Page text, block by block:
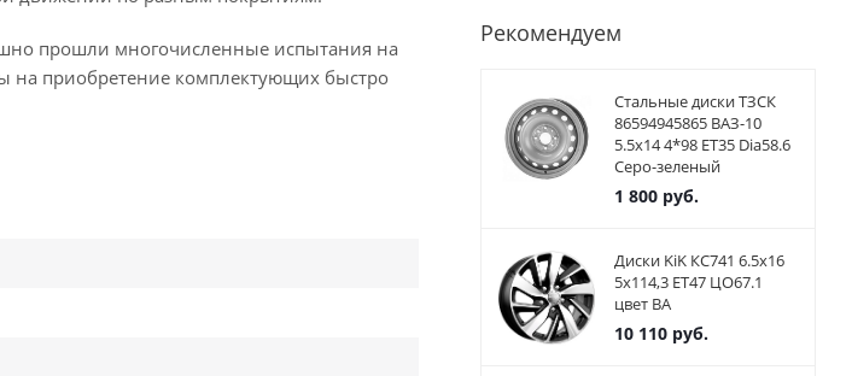
прошли многочисленные испытания на
на приобретение комплектующих быстро
Рекомендуем
Стальные диски ТЗСК
86594945865 ВАЗ-10
5.5x14 4*98 ET35 Dia58.6
Серо-зеленый
1 800руб.
Диски KiK КС741 6.5x16
5x114,3 ET47 ЦО67.1
цвет BA
10 110руб.